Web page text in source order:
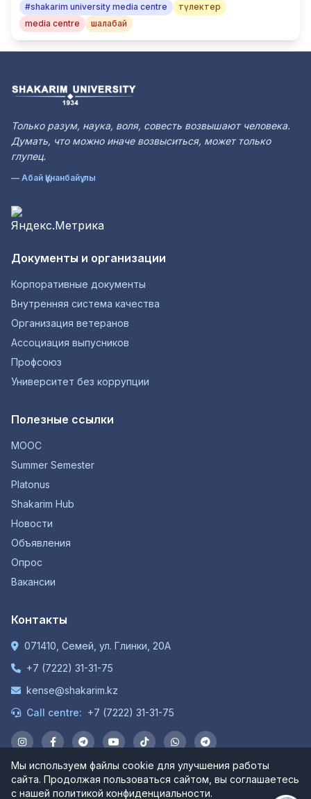
#shakarim university media centre
түлектер
media centre
шалабай
Только разум, наука, воля, совесть возвышают человека.
Думать, что можно иначе возвыситься, может только
глупец.
— Абай Құнанбайұлы
Документы и организации
Корпоративные документы
Внутренняя система качества
Организация ветеранов
Ассоциация выпусников
Профсоюз
Университет без коррупции
Полезные ссылки
MOOC
Summer Semester
Platonus
Shakarim Hub
Новости
Объявления
Опрос
Вакансии
Контакты
071410, Семей, ул. Глинки, 20А
+7 (7222) 31-31-75
kense@shakarim.kz
Call centre: +7 (7222) 31-31-75
© 1934-2026 НАО "Шәкәрім Университет". Все права
защищены.
Мы используем файлы cookie для улучшения работы
сайта. Продолжая пользоваться сайтом, вы соглашаетесь
с нашей политикой конфиденциальности.